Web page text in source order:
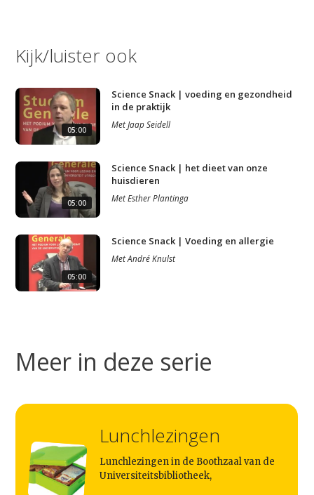
Studium Generale
Home
Video
Podcast
Kijk/luister ook
05:00
Science Snack | voeding en gezondheid
in de praktijk
MetJaap Seidell
05:00
Science Snack | het dieet van onze
huisdieren
MetEsther Plantinga
05:00
Science Snack | Voeding en allergie
MetAndré Knulst
Meer in deze serie
Lunchlezingen
Lunchlezingen in de Boothzaal van de
Universiteitsbibliotheek,